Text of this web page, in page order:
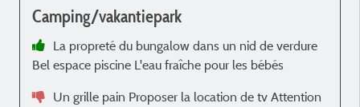
Camping/vakantiepark
La propreté du bungalow dans un nid de verdure
Bel espace piscine L'eau fraîche pour les bébés
Un grille pain Proposer la location de tv Attention